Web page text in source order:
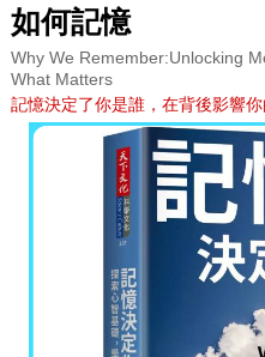
如何記憶
Why We Remember:Unlocking
What Matters
記憶決定了你是誰，在背後影響你